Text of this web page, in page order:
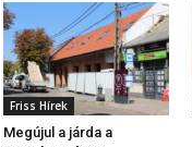
Friss Hírek
Megújul a járda a